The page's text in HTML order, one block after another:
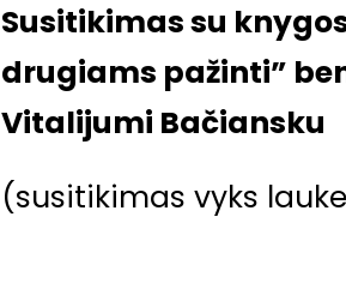
Susitikimas su
drugiams pažinti”
Vitalijumi Bačiansku
(susitikimas vyks